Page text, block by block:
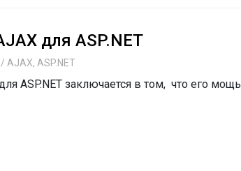
для ASP.NET
/ AJAX, ASP.NET
ASP.NET заключается в том, что его мощь